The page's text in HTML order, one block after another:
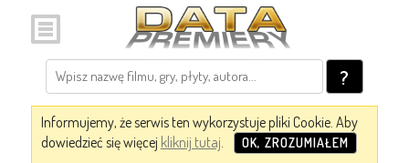
?
Informujemy, że serwis ten wykorzystuje pliki Cookie. Aby
dowiedzieć się więcej kliknij tutaj. OK, ZROZUMIAŁEM